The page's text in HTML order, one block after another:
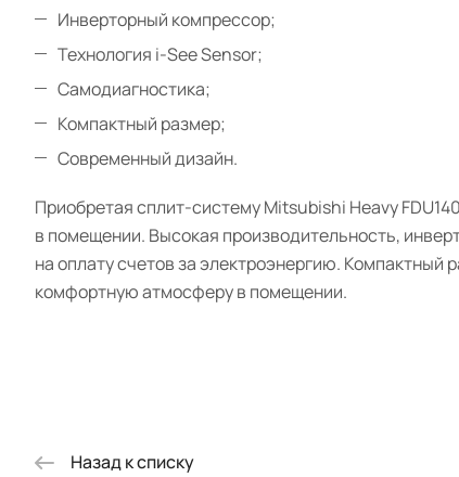
Инверторный компрессор;
Технология i-See Sensor;
Самодиагностика;
Компактный размер;
Современный дизайн.
Приобретая сплит-систему Mitsubishi Heavy
в помещении. Высокая производительность,
на оплату счетов за электроэнергию. Компактный
комфортную атмосферу в помещении.
Назад к списку